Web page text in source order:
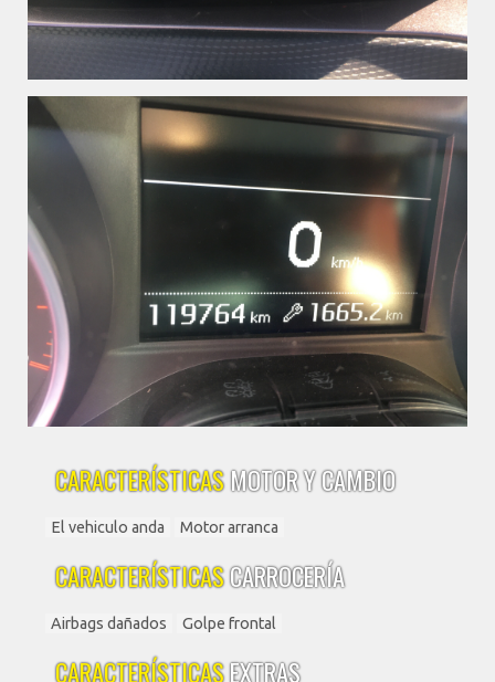
CARACTERÍSTICASMOTOR Y CAMBIO
El vehiculo anda Motor arranca
CARACTERÍSTICASCARROCERÍA
Airbags dañados Golpe frontal
CARACTERÍSTICASEXTRAS